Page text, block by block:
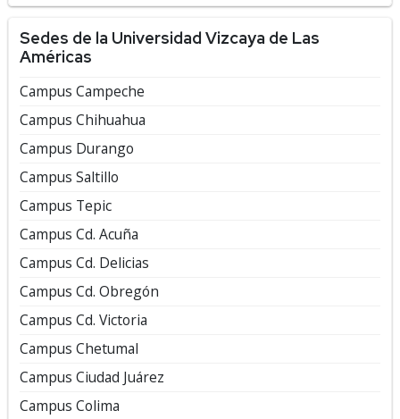
Sedes de la Universidad Vizcaya de Las
Américas
Campus Campeche
Campus Chihuahua
Campus Durango
Campus Saltillo
Campus Tepic
Campus Cd. Acuña
Campus Cd. Delicias
Campus Cd. Obregón
Campus Cd. Victoria
Campus Chetumal
Campus Ciudad Juárez
Campus Colima